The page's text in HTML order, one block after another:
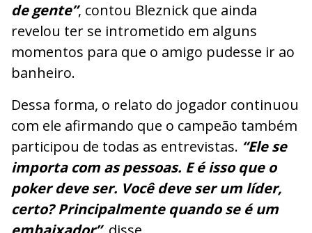
de gente”, contou Bleznick que ainda
revelou ter se intrometido em alguns
momentos para que o amigo pudesse ir ao
banheiro.
Dessa forma, o relato do jogador continuou
com ele afirmando que o campeão também
participou de todas as entrevistas. “Ele se
importa com as pessoas. E é isso que o
poker deve ser. Você deve ser um líder,
certo? Principalmente quando se é um